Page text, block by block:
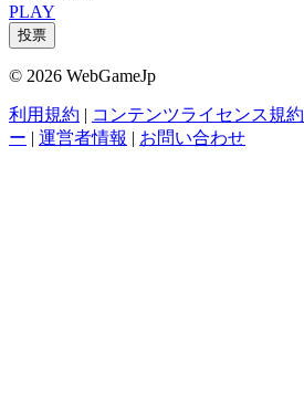
PLAY
投票
© 2026 WebGameJp
利用規約 | コンテンツライセンス規約
ー | 運営者情報 | お問い合わせ